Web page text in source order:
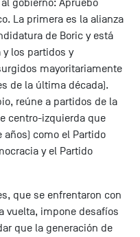
gobierno: Apruebo
La primera es la alianza
de Boric y está
los partidos y
mayoritariamente
de la última década).
reúne a partidos de la
centro-izquierda que
como el Partido
y el Partido
que se enfrentaron con
vuelta, impone desafíos
que la generación de